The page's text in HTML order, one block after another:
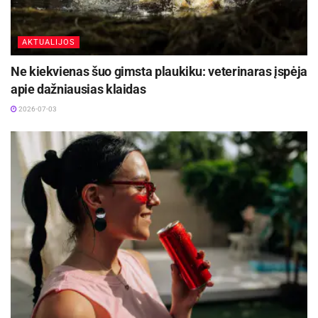
AKTUALIJOS
Ne kiekvienas šuo gimsta plaukiku: veterinaras įspėja
apie dažniausias klaidas
2026-07-03